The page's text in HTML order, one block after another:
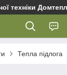
техніки
Тепла підлога